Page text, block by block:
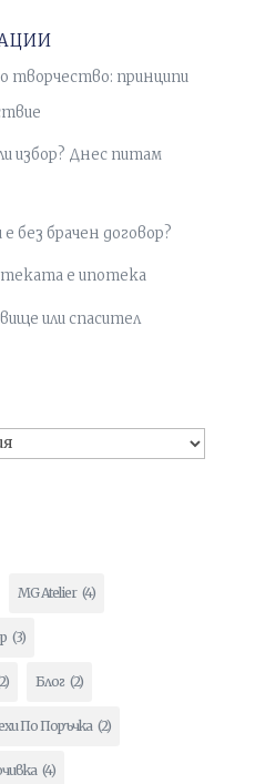
принципи
избор? Днес питам
без брачен договор?
е ипотека
или спасител
MG Atelier (4)
(3)
Блог (2)
По Поръчка (2)
(4)